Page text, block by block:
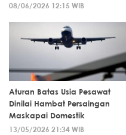
08/06/2026 12:15 WIB
Aturan Batas Usia Pesawat
Dinilai Hambat Persaingan
Maskapai Domestik
13/05/2026 21:34 WIB